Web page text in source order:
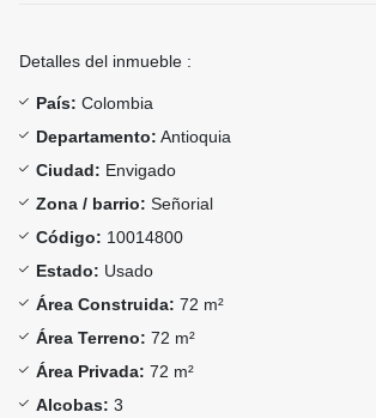
Detalles del inmueble :
País: Colombia
Departamento: Antioquia
Ciudad: Envigado
Zona / barrio: Señorial
Código: 10014800
Estado: Usado
Área Construida: 72 m²
Área Terreno: 72 m²
Área Privada: 72 m²
Alcobas: 3